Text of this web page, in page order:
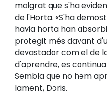
malgrat que s'ha
de l'Horta. «S'ha
havia horta han
protegit més davant
devastador com el de
d'aprendre, es
Sembla que no hem
lament, Doris.